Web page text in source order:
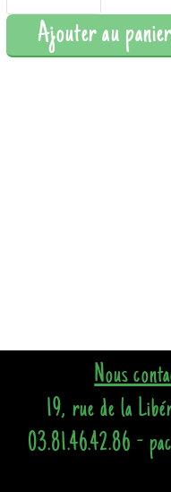
Ajouter au panier
Nous
19, rue de la
03.81.46.42.86 -